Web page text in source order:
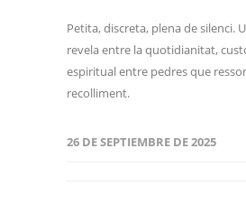
Petita, discreta, plena de silenci.
revela entre la quotidianitat,
espiritual entre pedres que
recolliment.
26 DE SEPTIEMBRE DE 2025